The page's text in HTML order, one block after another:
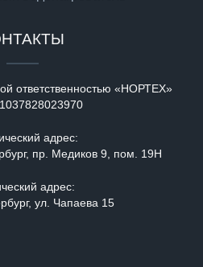
ответственностью «НОРТЕХ»
1037828023970
адрес:
пр. Медиков 9, пом. 19Н
адрес:
ул. Чапаева 15